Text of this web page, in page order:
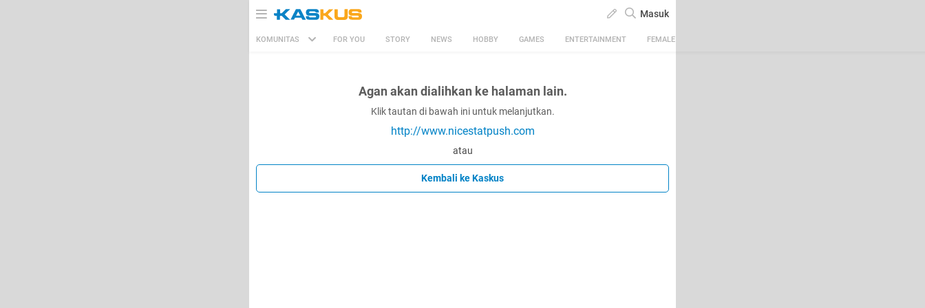
Masuk
KOMUNITAS FOR YOU STORY NEWS HOBBY GAMES ENTERTAINMENT FEMALE
Agan akan dialihkan ke halaman lain.
Klik tautan di bawah ini untuk melanjutkan.
http://www.nicestatpush.com
atau
Kembali ke Kaskus